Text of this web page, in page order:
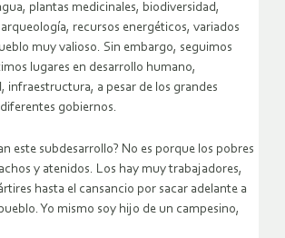
plantas medicinales, biodiversidad,
recursos energéticos, variados
muy valioso. Sin embargo, seguimos
lugares en desarrollo humano,
infraestructura, a pesar de los grandes
gobiernos.
este subdesarrollo? No es porque los pobres
y atenidos. Los hay muy trabajadores,
hasta el cansancio por sacar adelante a
Yo mismo soy hijo de un campesino,